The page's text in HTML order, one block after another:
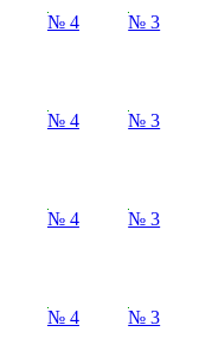
№ 4 № 3
№ 4 № 3
№ 4 № 3
№ 4 № 3